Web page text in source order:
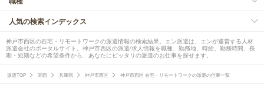
人気の検索インデックス
神戸市西区の在宅・リモートワークの派遣情報の検索結果。エン派遣は、エンが運営する人材
派遣会社のポータルサイト。神戸市西区の派遣/求人情報を職種、勤務地、時給、勤務時間、長
期・短期などの希望条件から、あなたにピッタリの派遣のお仕事を探せます。
派遣TOP 関西 兵庫県 神戸市西区 神戸市西区 在宅・リモートワークの派遣の仕事一覧